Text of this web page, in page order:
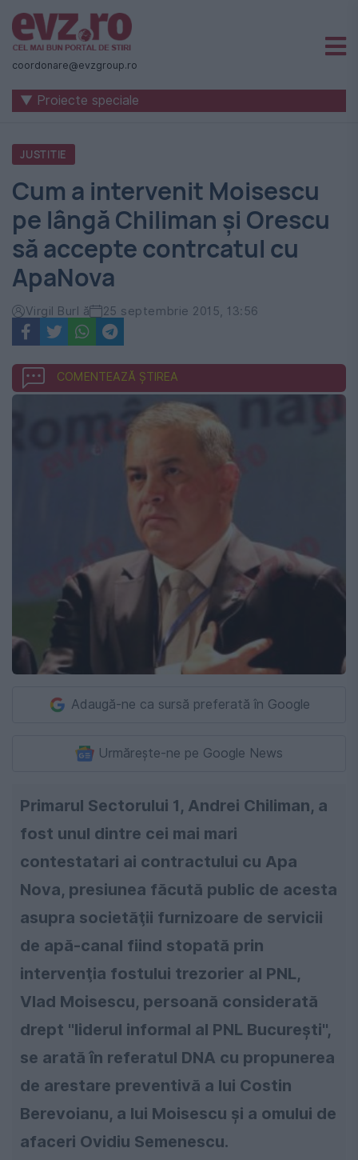
Știri
naționale
internaționale
România
-
Evenimentul
Zilei
coordonare@evzgroup.ro
▼ Proiecte speciale
JUSTITIE
Cum a intervenit Moisescu
pe lângă Chiliman și Orescu
să accepte contrcatul cu
ApaNova
Virgil Burl ă 25 septembrie 2015, 13:56
COMENTEAZĂ ȘTIREA
Adaugă-ne ca sursă preferată în Google
Urmărește-ne pe Google News
Primarul Sectorului 1, Andrei Chiliman, a
fost unul dintre cei mai mari
contestatari ai contractului cu Apa
Nova, presiunea făcută public de acesta
asupra societăţii furnizoare de servicii
de apă-canal fiind stopată prin
intervenţia fostului trezorier al PNL,
Vlad Moisescu, persoană considerată
drept ''liderul informal al PNL Bucureşti'',
se arată în referatul DNA cu propunerea
de arestare preventivă a lui Costin
Berevoianu, a lui Moisescu şi a omului de
afaceri Ovidiu Semenescu.